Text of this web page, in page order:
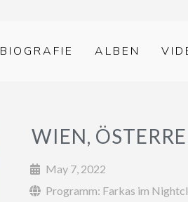
BIOGRAFIE ALBEN
WIEN,
May 7, 2022
Programm: Farkas im